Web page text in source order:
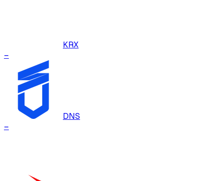
KRX
–
DNS
–